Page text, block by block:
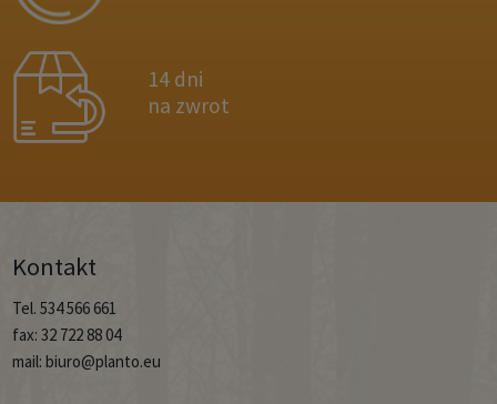
14 dni
na zwrot
Kontakt
Tel. 534 566 661
fax: 32 722 88 04
mail: biuro@planto.eu